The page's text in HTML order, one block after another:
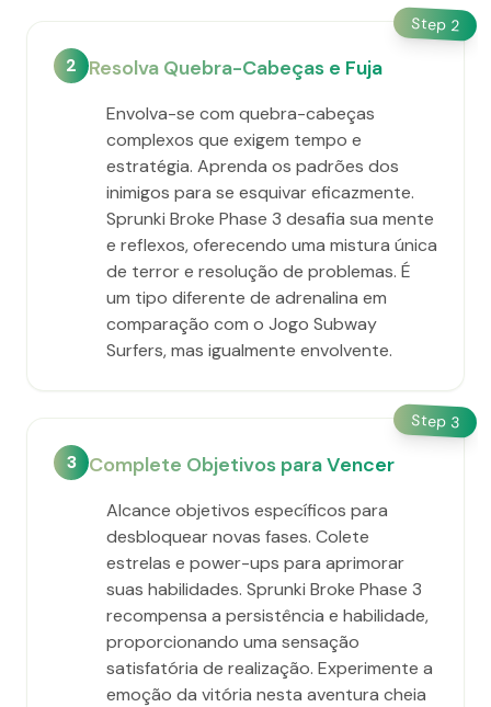
Step 2
2 Resolva Quebra-Cabeças e Fuja
Envolva-se com quebra-cabeças
complexos que exigem tempo e
estratégia. Aprenda os padrões dos
inimigos para se esquivar eficazmente.
Sprunki Broke Phase 3 desafia sua mente
e reflexos, oferecendo uma mistura única
de terror e resolução de problemas. É
um tipo diferente de adrenalina em
comparação com o Jogo Subway
Surfers, mas igualmente envolvente.
Step 3
3 Complete Objetivos para Vencer
Alcance objetivos específicos para
desbloquear novas fases. Colete
estrelas e power-ups para aprimorar
suas habilidades. Sprunki Broke Phase 3
recompensa a persistência e habilidade,
proporcionando uma sensação
satisfatória de realização. Experimente a
emoção da vitória nesta aventura cheia